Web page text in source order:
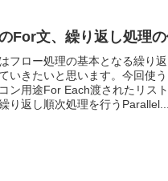
For文、繰り返し処理
フロー処理の基本となる繰り
いきたいと思います。今回使
ン用途For Each渡されたリス
り返し順次処理を行うParallel...